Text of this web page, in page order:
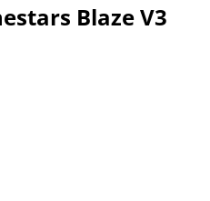
Blaze V3